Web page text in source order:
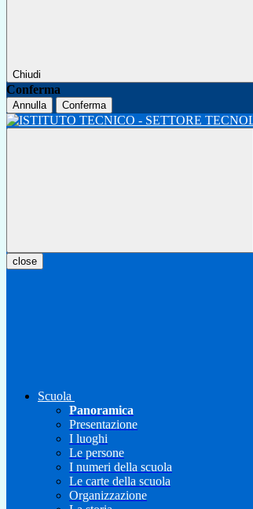
Chiudi
Conferma
Annulla Conferma
close
Scuola
Panoramica
Presentazione
I luoghi
Le persone
I numeri della scuola
Le carte della scuola
Organizzazione